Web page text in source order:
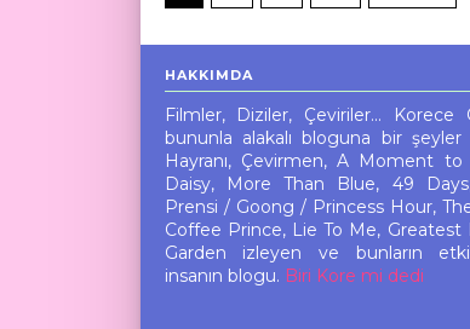
HAKKIMDA
Filmler, Diziler, Çeviriler... Korece
bununla alakalı bloguna bir şeyler
Hayranı, Çevirmen, A Moment
Daisy, More Than Blue, 49
Prensi / Goong / Princess Hour,
Coffee Prince, Lie To Me, Greatest
Garden izleyen ve bunların
insanın blogu. Biri Kore mi dedi